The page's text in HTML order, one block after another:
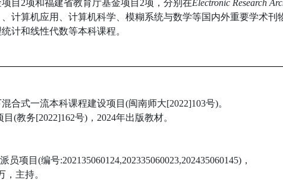
目2项和福建省教育厅基金项目2项，分别在Electronic Research
、计算机应用、计算机科学、模糊系统与数学等国内外重要学术刊
计和线性代数等本科课程。
合式一流本科课程建设项目(闽南师大[2022]103号)。
(教务[2022]162号)，2024年出版教材。
项目(编号:202135060124,202335060023,202435060145)，
主持。